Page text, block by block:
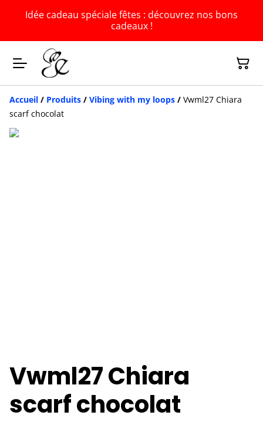
Idée cadeau spéciale fêtes : découvrez nos bons
cadeaux !
Accueil / Produits / Vibing with my loops / Vwml27 Chiara
scarf chocolat
Vwml27 Chiara
scarf chocolat